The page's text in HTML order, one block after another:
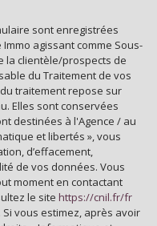
35 798
39,30 %
sont enregistrées
agissant comme Sous-
la clientèle/prospects de
du Traitement de vos
traitement repose sur
Elles sont conservées
destinées à l'Agence / au
et libertés », vous
d’effacement,
de vos données. Vous
moment en contactant
le site https://cnil.fr/fr
vous estimez, après avoir